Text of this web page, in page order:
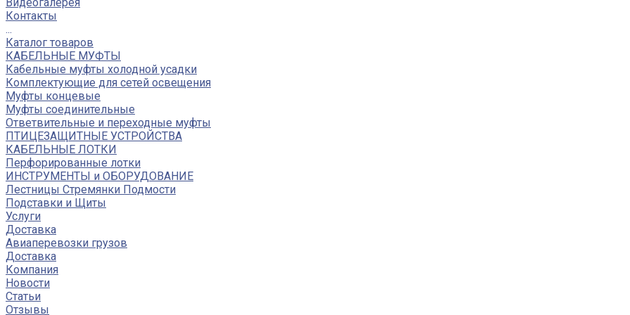
Контакты
...
Каталог товаров
КАБЕЛЬНЫЕ МУФТЫ
Кабельные муфты холодной усадки
Комплектующие для сетей освещения
Муфты концевые
Муфты соединительные
Ответвительные и переходные муфты
ПТИЦЕЗАЩИТНЫЕ УСТРОЙСТВА
КАБЕЛЬНЫЕ ЛОТКИ
Перфорированные лотки
ИНСТРУМЕНТЫ и ОБОРУДОВАНИЕ
Лестницы Стремянки Подмости
Подставки и Щиты
Услуги
Доставка
Авиаперевозки грузов
Доставка
Компания
Новости
Статьи
Отзывы